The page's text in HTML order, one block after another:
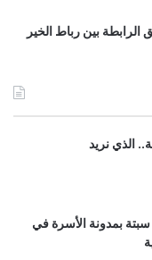
بين رباط الخير
الذي نريد
بمدونة الأسرة في